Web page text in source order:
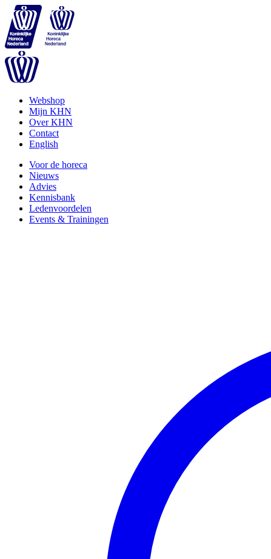
Webshop
Mijn KHN
Over KHN
Contact
English
Voor de horeca
Nieuws
Advies
Kennisbank
Ledenvoordelen
Events & Trainingen